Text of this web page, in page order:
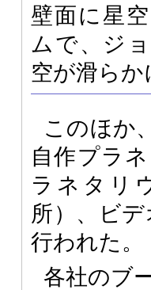
壁面に星
ムで、ジ
空が滑ら
このほか
自作プラ
ラネタリ
所）、ビ
行われた。
各社のブ